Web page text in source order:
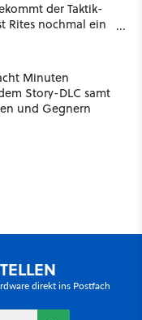
der Taktik-
Rites nochmal ein
Minuten
Story-DLC samt
und Gegnern
direkt ins Postfach